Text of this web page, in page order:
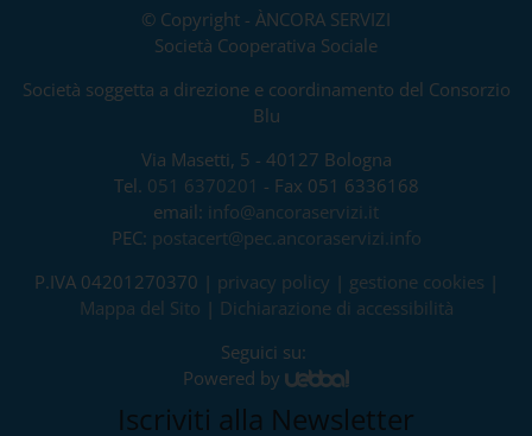
© Copyright - ÀNCORA SERVIZI
Società Cooperativa Sociale
Società soggetta a direzione e coordinamento del Consorzio
Blu
Via Masetti, 5 - 40127 Bologna
Tel. 051 6370201 - Fax 051 6336168
email: info@ancoraservizi.it
PEC: postacert@pec.ancoraservizi.info
P.IVA 04201270370 | privacy policy | gestione cookies |
Mappa del Sito | Dichiarazione di accessibilità
Seguici su:
Powered by
Iscriviti alla Newsletter